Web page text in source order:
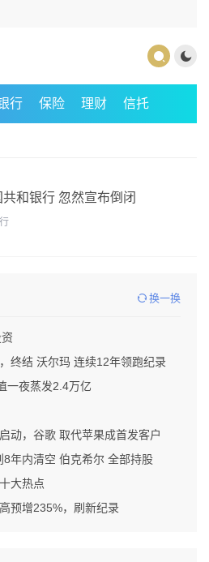
行 保险 理财 信托
共和银行 忽然宣布倒闭
换一换
终结 沃尔玛 连续12年领跑纪录
一夜蒸发2.4万亿
动，谷歌 取代苹果成首发客户
8年内清空 伯克希尔 全部持股
大热点
预增235%，刷新纪录